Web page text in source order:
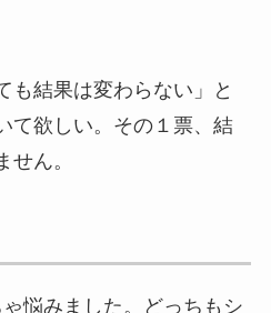
も結果は変わらない」と
て欲しい。その１票、結
ん。
悩みました。どっちもシ